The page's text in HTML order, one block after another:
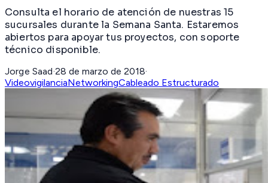
Consulta el horario de atención de nuestras 15
sucursales durante la Semana Santa. Estaremos
abiertos para apoyar tus proyectos, con soporte
técnico disponible.
Jorge Saad·28 de marzo de 2018·
VideovigilanciaNetworkingCableado Estructurado